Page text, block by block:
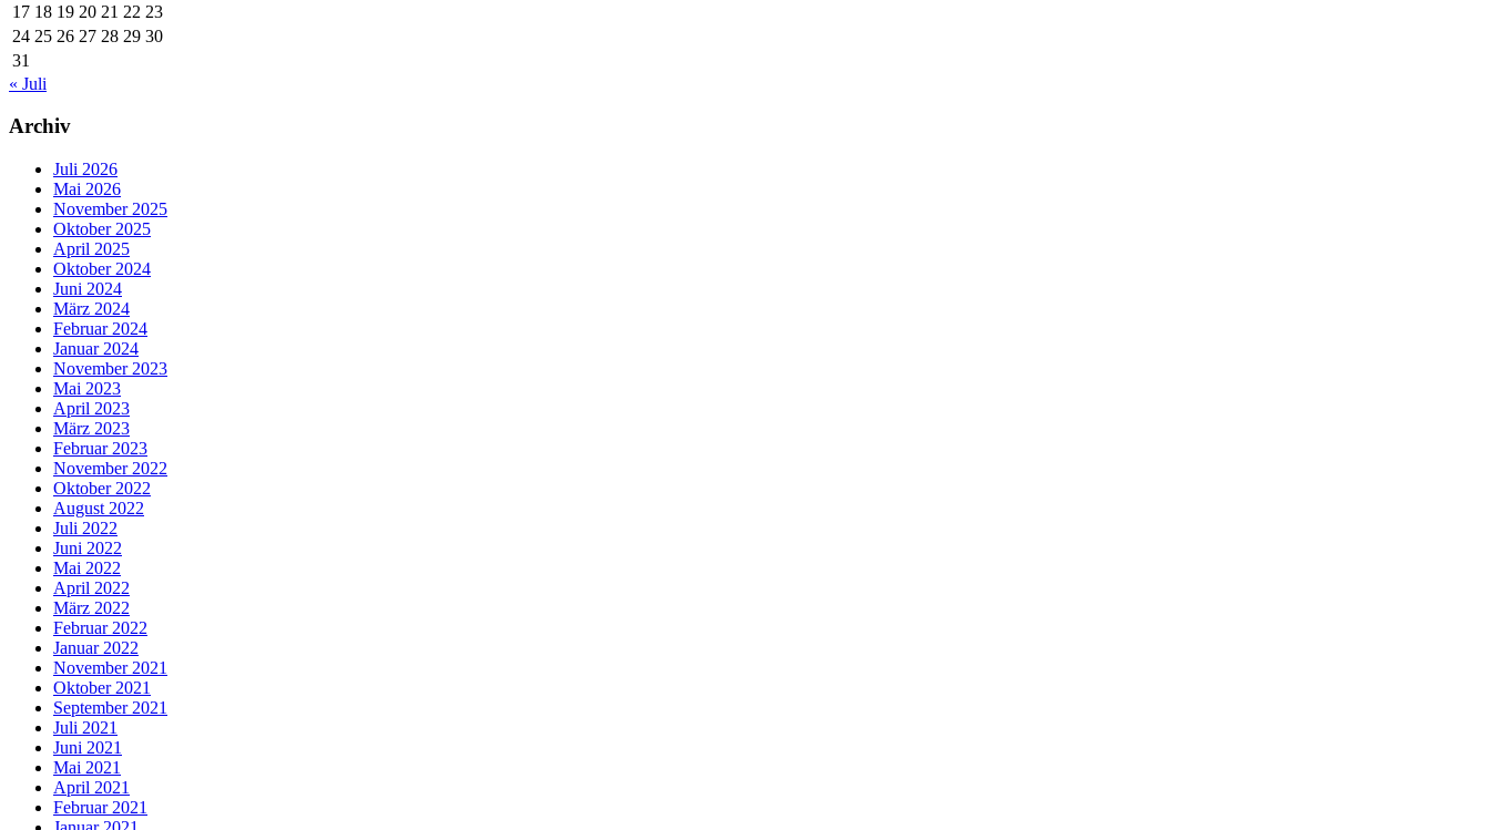
17 18 19 20 21 22 23
24 25 26 27 28 29 30
31
« Juli
Archiv
Juli 2026
Mai 2026
November 2025
Oktober 2025
April 2025
Oktober 2024
Juni 2024
März 2024
Februar 2024
Januar 2024
November 2023
Mai 2023
April 2023
März 2023
Februar 2023
November 2022
Oktober 2022
August 2022
Juli 2022
Juni 2022
Mai 2022
April 2022
März 2022
Februar 2022
Januar 2022
November 2021
Oktober 2021
September 2021
Juli 2021
Juni 2021
Mai 2021
April 2021
Februar 2021